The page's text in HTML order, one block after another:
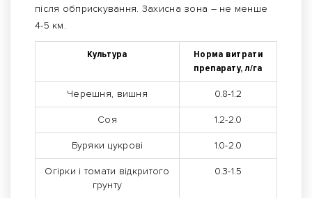
після обприскування. Захисна зона – не менше
4-5 км.
Культура
Норма витрати
препарату, л/га
Черешня, вишня 0.8-1.2
Соя 1.2-2.0
Буряки цукрові 1.0-2.0
Огірки і томати відкритого
грунту
0.3-1.5